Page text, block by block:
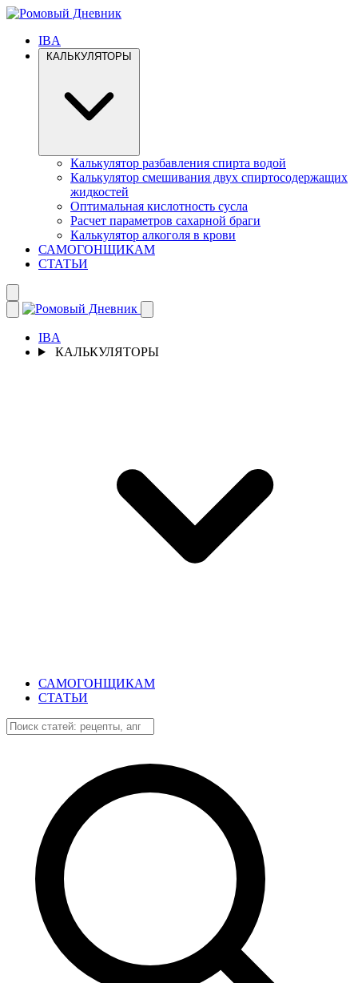
IBA
Калькулятор разбавления спирта водой
Калькулятор смешивания двух спиртосодержащих
жидкостей
Оптимальная кислотность сусла
Расчет параметров сахарной браги
Калькулятор алкоголя в крови
САМОГОНЩИКАМ
СТАТЬИ
IBA
КАЛЬКУЛЯТОРЫ
САМОГОНЩИКАМ
СТАТЬИ